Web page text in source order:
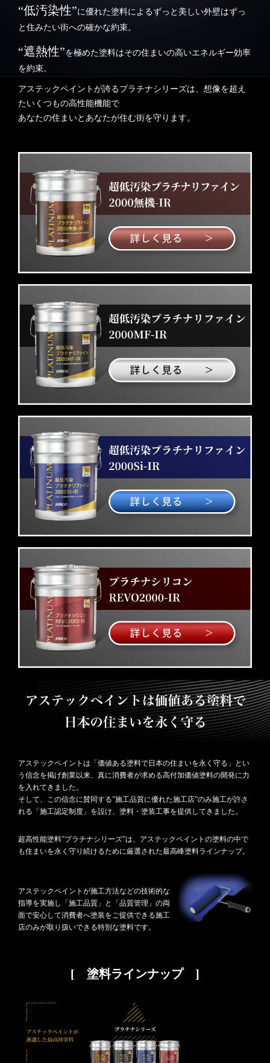
“低汚染性”に優れた塗料によるずっと美しい外壁はずっ
と住みたい街への確かな約束。
“遮熱性”を極めた塗料はその住まいの高いエネルギー効率
を約束。
アステックペイントが誇るプラチナシリーズは、想像を超え
たいくつもの高性能機能で
あなたの住まいとあなたが住む街を守ります。
アステックペイントは「価値ある塗料で日本の住まいを永く守る」とい
う信念を掲げ創業以来、真に消費者が求める高付加価値塗料の開発に力
を入れてきました。
そして、この信念に賛同する”施工品質に優れた施工店”のみ施工が許さ
れる「施工認定制度」を設け、塗料・塗装工事を提供してきました。
超高性能塗料”プラチナシリーズ”は、アステックペイントの塗料の中で
も住まいを永く守り続けるために厳選された最高峰塗料ラインナップ。
アステックペイントが施工方法などの技術的な
指導を実施し「施工品質」と「品質管理」の両
面で安心して消費者へ塗装をご提供できる施工
店のみが取り扱いできる特別な塗料です。
[ 塗料ラインナップ ]